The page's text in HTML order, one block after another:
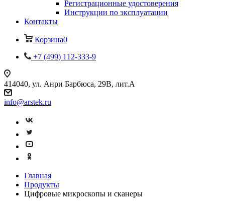
Регистрационные удостоверения
Инструкции по эксплуатации
Контакты
Корзина0
+7 (499) 112-333-9
414040, ул. Анри Барбюса, 29В, лит.А
info@arstek.ru
Главная
Продукты
Цифровые микроскопы и сканеры